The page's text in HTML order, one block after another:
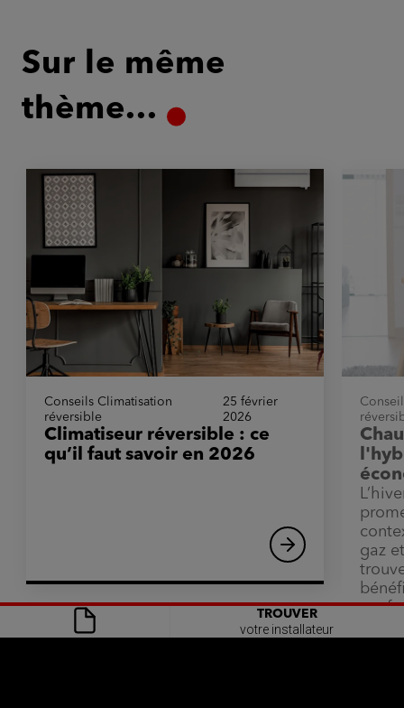
Sur le même
thème...
Conseils Climatisation
réversible
25 février
2026
Climatiseur réversible : ce
qu’il faut savoir en 2026
Rediriger
vers
"Climatiseur
:
ce
qu’il
faut
gaz
TROUVER
votre installateur